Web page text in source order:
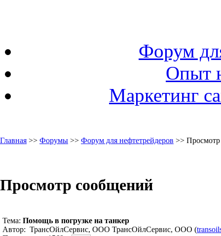
Форум
Опыт
Маркетинг
Главная >> Форумы >> Форум для нефтетрейдеров >>
Просмотр сообщений
Тема: Помощь в погрузке на танкер
Автор: ТрансОйлСервис, ООО ТрансОйлСервис, ООО (